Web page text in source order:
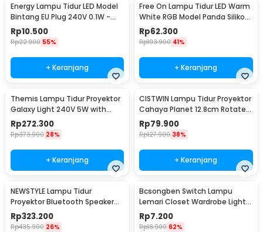
Energy Lampu Tidur LED Model
Bintang EU Plug 240V 0.1W -
EN-NL-8
Rp10.500
Rp22.900 55%
+ Keranjang
Free On Lampu Tidur LED Warm
White RGB Model Panda Silikon
Lamp 1.5W - ZH-121
Rp62.300
Rp103.900 41%
+ Keranjang
Themis Lampu Tidur Proyektor
Galaxy Light 240V 5W with
Remote Control - HR-A1
Rp272.300
Rp373.900 28%
+ Keranjang
CISTWIN Lampu Tidur Proyektor
Cahaya Planet 12.8cm Rotate
with 6 Film - PT-521
Rp79.900
Rp127.900 38%
+ Keranjang
NEWSTYLE Lampu Tidur
Proyektor Bluetooth Speaker
220V with Remote - GX-334
Rp323.200
Rp435.900 26%
Bcsongben Switch Lampu
Lemari Closet Wardrobe Light
Automatic Switch - YGKG1
Rp7.200
Rp18.900 62%